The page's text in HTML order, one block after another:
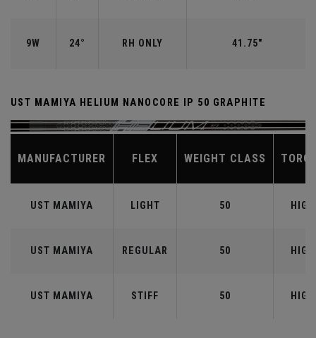
9W 24° RH ONLY 41.75"
UST MAMIYA HELIUM NANOCORE IP 50 GRAPHITE
MANUFACTURER FLEX WEIGHT CLASS
UST MAMIYA LIGHT 50 HIGH
UST MAMIYA REGULAR 50 HIGH
UST MAMIYA STIFF 50 HIGH